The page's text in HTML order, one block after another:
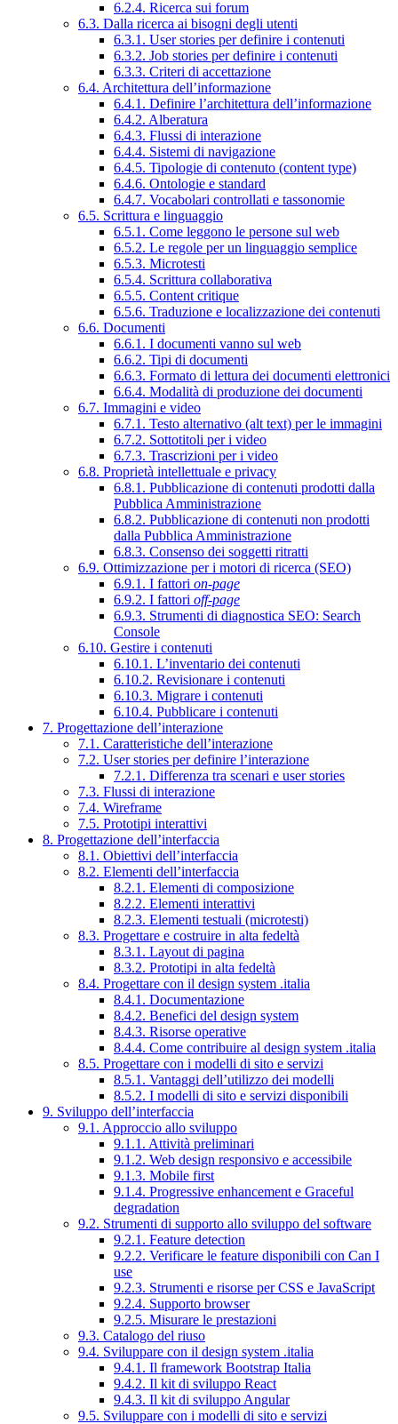
6.2.4. Ricerca sui forum
6.3. Dalla ricerca ai bisogni degli utenti
6.3.1. User stories per definire i contenuti
6.3.2. Job stories per definire i contenuti
6.3.3. Criteri di accettazione
6.4. Architettura dell’informazione
6.4.1. Definire l’architettura dell’informazione
6.4.2. Alberatura
6.4.3. Flussi di interazione
6.4.4. Sistemi di navigazione
6.4.5. Tipologie di contenuto (content type)
6.4.6. Ontologie e standard
6.4.7. Vocabolari controllati e tassonomie
6.5. Scrittura e linguaggio
6.5.1. Come leggono le persone sul web
6.5.2. Le regole per un linguaggio semplice
6.5.3. Microtesti
6.5.4. Scrittura collaborativa
6.5.5. Content critique
6.5.6. Traduzione e localizzazione dei contenuti
6.6. Documenti
6.6.1. I documenti vanno sul web
6.6.2. Tipi di documenti
6.6.3. Formato di lettura dei documenti elettronici
6.6.4. Modalità di produzione dei documenti
6.7. Immagini e video
6.7.1. Testo alternativo (alt text) per le immagini
6.7.2. Sottotitoli per i video
6.7.3. Trascrizioni per i video
6.8. Proprietà intellettuale e privacy
6.8.1. Pubblicazione di contenuti prodotti dalla
Pubblica Amministrazione
6.8.2. Pubblicazione di contenuti non prodotti
dalla Pubblica Amministrazione
6.8.3. Consenso dei soggetti ritratti
6.9. Ottimizzazione per i motori di ricerca (SEO)
6.9.1. I fattori on-page
6.9.2. I fattori off-page
6.9.3. Strumenti di diagnostica SEO: Search
Console
6.10. Gestire i contenuti
6.10.1. L’inventario dei contenuti
6.10.2. Revisionare i contenuti
6.10.3. Migrare i contenuti
6.10.4. Pubblicare i contenuti
7. Progettazione dell’interazione
7.1. Caratteristiche dell’interazione
7.2. User stories per definire l’interazione
7.2.1. Differenza tra scenari e user stories
7.3. Flussi di interazione
7.4. Wireframe
7.5. Prototipi interattivi
8. Progettazione dell’interfaccia
8.1. Obiettivi dell’interfaccia
8.2. Elementi dell’interfaccia
8.2.1. Elementi di composizione
8.2.2. Elementi interattivi
8.2.3. Elementi testuali (microtesti)
8.3. Progettare e costruire in alta fedeltà
8.3.1. Layout di pagina
8.3.2. Prototipi in alta fedeltà
8.4. Progettare con il design system .italia
8.4.1. Documentazione
8.4.2. Benefici del design system
8.4.3. Risorse operative
8.4.4. Come contribuire al design system .italia
8.5. Progettare con i modelli di sito e servizi
8.5.1. Vantaggi dell’utilizzo dei modelli
8.5.2. I modelli di sito e servizi disponibili
9. Sviluppo dell’interfaccia
9.1. Approccio allo sviluppo
9.1.1. Attività preliminari
9.1.2. Web design responsivo e accessibile
9.1.3. Mobile first
9.1.4. Progressive enhancement e Graceful
degradation
9.2. Strumenti di supporto allo sviluppo del software
9.2.1. Feature detection
9.2.2. Verificare le feature disponibili con Can I
use
9.2.3. Strumenti e risorse per CSS e JavaScript
9.2.4. Supporto browser
9.2.5. Misurare le prestazioni
9.3. Catalogo del riuso
9.4. Sviluppare con il design system .italia
9.4.1. Il framework Bootstrap Italia
9.4.2. Il kit di sviluppo React
9.4.3. Il kit di sviluppo Angular
9.5. Sviluppare con i modelli di sito e servizi